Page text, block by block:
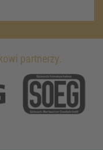
partnerzy.